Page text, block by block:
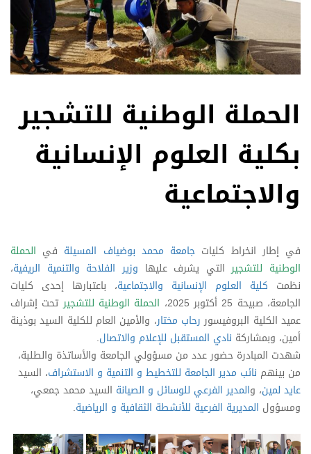
الحملة الوطنية للتشجير
بكلية العلوم الإنسانية
والاجتماعية
في إطار انخراط كليات جامعة محمد بوضياف المسيلة في الحملة
الوطنية للتشجيرالتي يشرف عليها وزير الفلاحة والتنمية الريفية،
نظمت كلية العلوم الإنسانية والاجتماعية، باعتبارها إحدى كليات
الجامعة، صبيحة 25 أكتوبر 2025،
الحملة الوطنية للتشجيرتحت إشراف
عميد الكلية البروفيسوررحاب مختار، والأمين العام للكلية السيد بوذينة
أمين، وبمشاركة نادي المستقبل للإعلام والاتصال.
شهدت المبادرة حضور عدد من مسؤولي الجامعة والأساتذة والطلبة،
من بينهم نائب مدير الجامعة للتخطيط و التنمية و الاستشراف، السيد
عايد لمين، والمدير الفرعي للوسائل و الصيانة السيد محمد جمعي،
ومسؤول المديرية الفرعية للأنشطة الثقافية و الرياضية.